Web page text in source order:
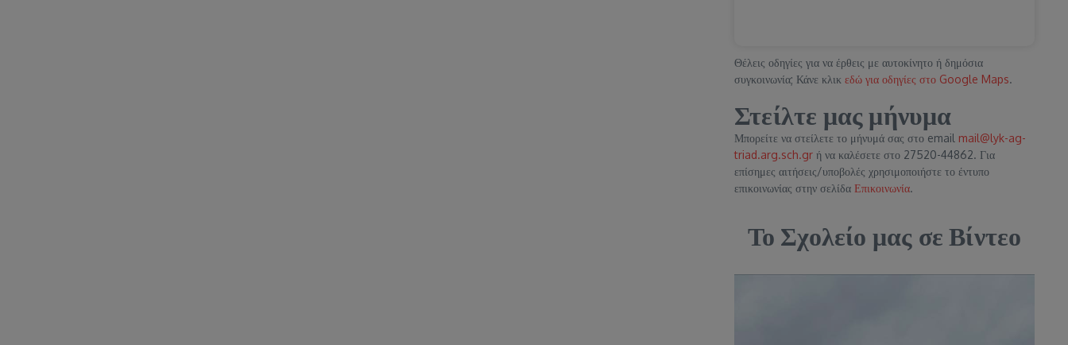
Θέλεις οδηγίες για να έρθεις με αυτοκίνητο ή δημόσια
συγκοινωνία; Κάνε κλικ εδώ για οδηγίες στο Google Maps.
Στείλτε μας μήνυμα
Μπορείτε να στείλετε το μήνυμά σας στο email mail@lyk-ag-
triad.arg.sch.gr ή να καλέσετε στο 27520-44862. Για
επίσημες αιτήσεις/υποβολές χρησιμοποιήστε το έντυπο
επικοινωνίας στην σελίδα Επικοινωνία.
Το Σχολείο μας σε Βίντεο